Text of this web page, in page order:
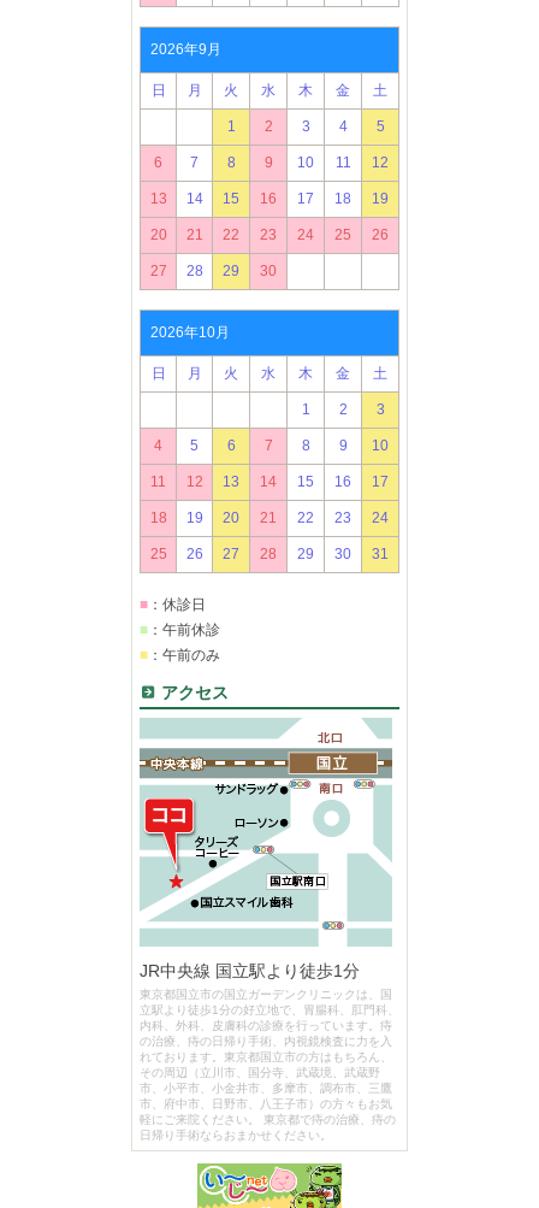
2026年9月
日 月 火 水 木 金 土
1 2 3 4 5
6 7 8 9 10 11 12
13 14 15 16 17 18 19
20 21 22 23 24 25 26
27 28 29 30
2026年10月
日 月 火 水 木 金 土
1 2 3
4 5 6 7 8 9 10
11 12 13 14 15 16 17
18 19 20 21 22 23 24
25 26 27 28 29 30 31
■ ：休診日
■ ：午前休診
■ ：午前のみ
アクセス
JR中央線 国立駅より徒歩1分
東京都国立市の国立ガーデンクリニックは、国
立駅より徒歩1分の好立地で、胃腸科、肛門科、
内科、外科、皮膚科の診療を行っています。痔
の治療、痔の日帰り手術、内視鏡検査に力を入
れております。東京都国立市の方はもちろん、
その周辺（立川市、国分寺、武蔵境、武蔵野
市、小平市、小金井市、多摩市、調布市、三鷹
市、府中市、日野市、八王子市）の方々もお気
軽にご来院ください。 東京都で痔の治療、痔の
日帰り手術ならおまかせください。